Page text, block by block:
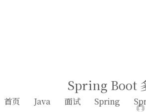
首页 Java 面试 Spring
Spring Boot